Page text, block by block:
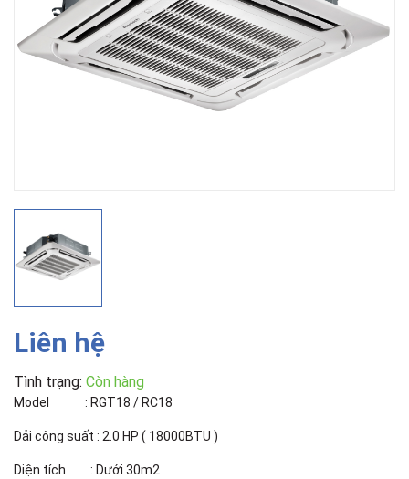
Liên hệ
Tình trạng: Còn hàng
Model : RGT18 / RC18
Dải công suất : 2.0 HP ( 18000BTU )
Diện tích : Dưới 30m2